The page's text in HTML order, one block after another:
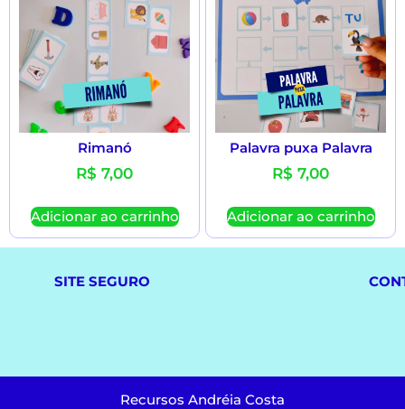
Rimanó
R$ 7,00
Adicionar ao carrinho
Palavra puxa Palavra
R$ 7,00
Adicionar ao carrinho
SITE SEGURO
Recursos Andréia Costa